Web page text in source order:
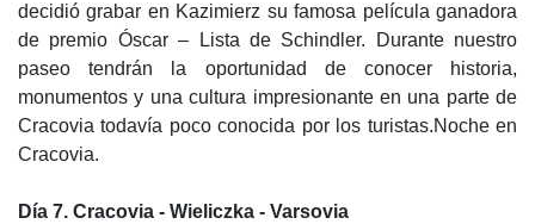
decidió grabar en Kazimierz su famosa película ganadora
de premio Óscar – Lista de Schindler. Durante nuestro
paseo tendrán la oportunidad de conocer historia,
monumentos y una cultura impresionante en una parte de
Cracovia todavía poco conocida por los turistas.Noche en
Cracovia.
Día 7. Cracovia - Wieliczka - Varsovia